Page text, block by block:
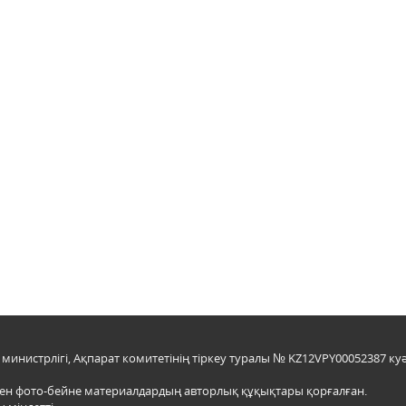
Ақпарат комитетінің тіркеу туралы № KZ12VPY00052387
фото-бейне материалдардың авторлық құқықтары қорғалған.